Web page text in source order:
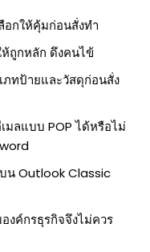
อกให้คุ้มก่อนสั่งทำ
ถูกหลัก ดึงคนไข้
ภทป้ายและวัสดุก่อนสั่ง
มลแบบ POP ได้หรือไม่
น Outlook Classic
งค์กรธุรกิจจึงไม่ควร